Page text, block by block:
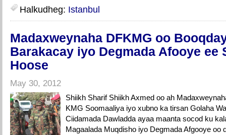
Halkudheg: Istanbul
Madaxweynaha DFKMG oo
Barakacay iyo Degmada Afooye ee
Hoose
May 30, 2012
Shiikh Sharif Shiikh Axmed oo ah
KMG Soomaaliya iyo xubno ka tirsan Golaha
Ciidamada Dawladda ayaa maanta socod ku
Magaalada Muqdisho iyo Degmada Afgooye oo